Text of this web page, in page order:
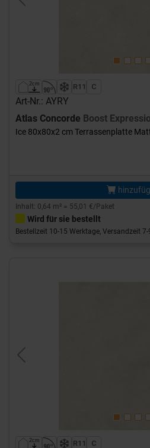
Previous
Art-Nr.: AYRY
Atlas Concorde Boost
Ice 80x80x2 cm Terrassenplatte
Inhalt: 0,64 m² = 55,01 €/Paket
Wird für sie bestellt
Bestellzeit 10-15 Werktage, Versandzeit
Previous